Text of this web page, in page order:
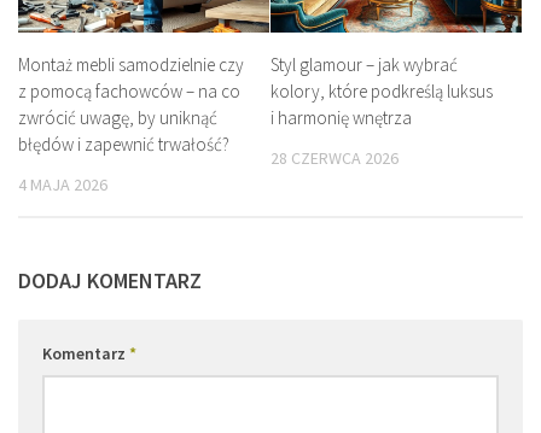
Montaż mebli samodzielnie czy
z pomocą fachowców – na co
zwrócić uwagę, by uniknąć
błędów i zapewnić trwałość?
4 MAJA 2026
Styl glamour – jak wybrać
kolory, które podkreślą luksus
i harmonię wnętrza
28 CZERWCA 2026
DODAJ KOMENTARZ
Komentarz *